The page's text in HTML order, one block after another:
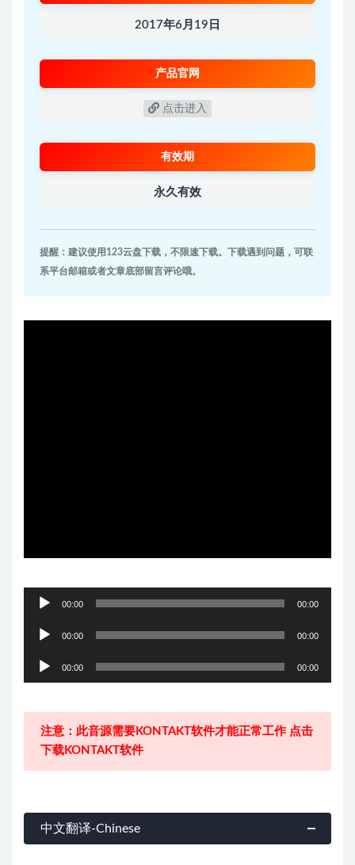
2017年6月19日
产品官网
点击进入
有效期
永久有效
提醒：建议使用123云盘下载，不限速下载。下载遇到问题，可联
系平台邮箱或者文章底部留言评论哦。
00:00 00:00
放
00:00 00:00
放
00:00 00:00
注意：此音源需要KONTAKT软件才能正常工作 点击
下载KONTAKT软件
中文翻译-Chinese